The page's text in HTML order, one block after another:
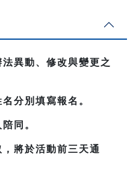
異動、修改與變更之
名分別填寫報名。
同。
將於活動前三天通